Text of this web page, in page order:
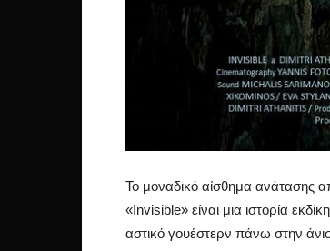
Το μοναδικό αίσθημα ανάτασης
«Invisible» είναι μια ιστορία
αστικό γουέστερν πάνω στην